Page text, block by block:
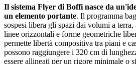
Il sistema Flyer di Boffi nasce da
un elemento portante. Il programma
sospesi libera gli spazi dai volumi a
linee orizzontali e forme geometriche
permette libertà compositiva tra piani e
possono raggiungere i 320 cm di
essere allineati per un rigore minimale o